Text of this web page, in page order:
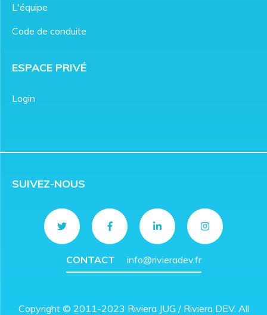
L'équipe
Code de conduite
ESPACE PRIVÉ
Login
SUIVEZ-NOUS
CONTACT info@rivieradev.fr
Copyright © 2011-2023 Riviera JUG / Riviera DEV. All